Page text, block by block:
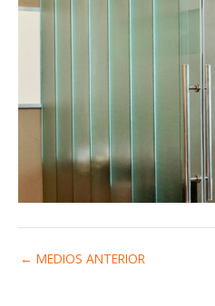
← MEDIOS ANTERIOR